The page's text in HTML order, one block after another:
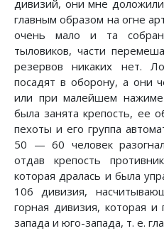
дивизий, они мне
главным образом на огне
очень мало и та
тыловиков, части
резервов никаких нет.
посадят в оборону, а они
или при малейшем нажиме
была занята крепость, ее
пехоты и его группа
50 — 60 человек
отдав крепость
которая дралась и была
106 дивизия,
горная дивизия, которая
запада и юго-запада, т. е.